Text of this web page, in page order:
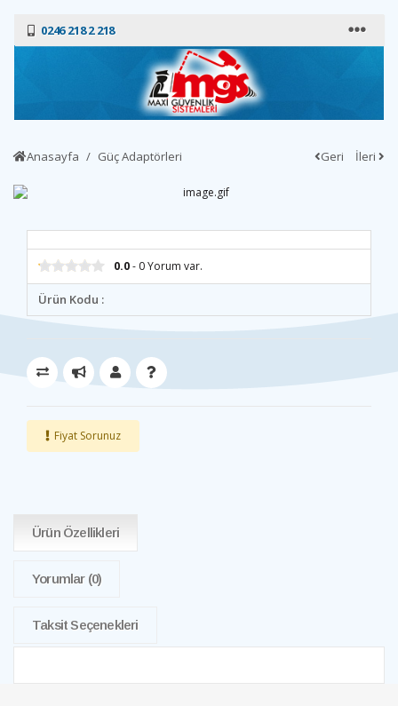
0246 218 2 218
Anasayfa Güç Adaptörleri Geri İleri
0.0- 0 Yorum var.
Ürün Kodu :
Fiyat Sorunuz
Ürün Özellikleri
Yorumlar (0)
Taksit Seçenekleri